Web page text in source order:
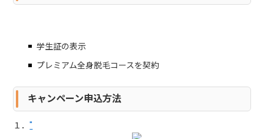
学生証の表示
プレミアム全身脱毛コースを契約
キャンペーン申込方法
１．"